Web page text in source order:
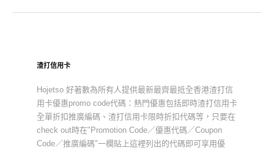
渣打信用卡
Hojetso 好著數為所有人提供最新最齊最抵全香港渣打信
用卡優惠promo code代碼：熱門優惠包括即時渣打信用卡
全單折扣推廣編碼、渣打信用卡限時折扣代碼等，只要在
check out時在"Promotion Code／優惠代碼／Coupon
Code／推廣編碼"一欄貼上這裡列出的代碼即可享用優